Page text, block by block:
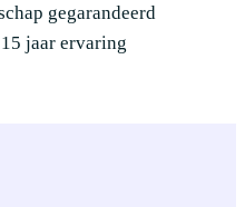
gegarandeerd
jaar ervaring